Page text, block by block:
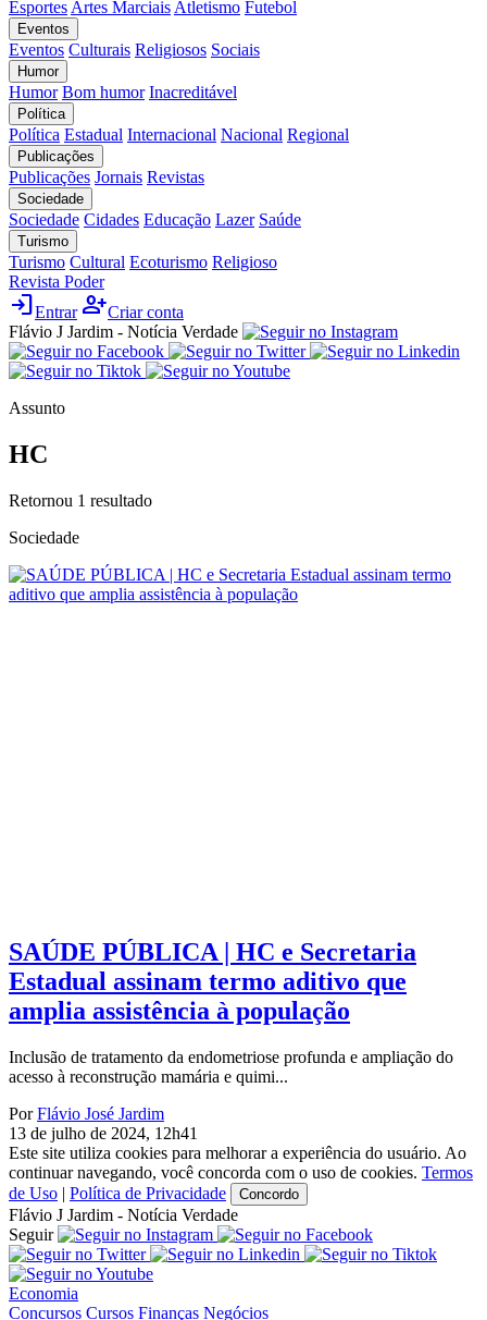
Esportes Artes Marciais Atletismo Futebol
Eventos
Eventos Culturais Religiosos Sociais
Humor
Humor Bom humor Inacreditável
Política
Política Estadual Internacional Nacional Regional
Publicações
Publicações Jornais Revistas
Sociedade
Sociedade Cidades Educação Lazer Saúde
Turismo
Turismo Cultural Ecoturismo Religioso
Revista Poder
loginEntrar person_addCriar conta
Flávio J Jardim - Notícia Verdade
Assunto
HC
Retornou 1 resultado
Sociedade
SAÚDE PÚBLICA | HC e Secretaria
Estadual assinam termo aditivo que
amplia assistência à população
Inclusão de tratamento da endometriose profunda e ampliação do
acesso à reconstrução mamária e quimi...
PorFlávio José Jardim
13 de julho de 2024, 12h41
Este site utiliza cookies para melhorar a experiência do usuário. Ao
continuar navegando, você concorda com o uso de cookies. Termos
de Uso | Política de Privacidade Concordo
Flávio J Jardim - Notícia Verdade
Seguir
Economia
Concursos Cursos Finanças Negócios